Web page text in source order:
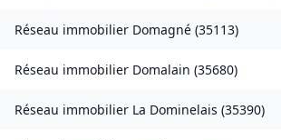
Réseau immobilier Domagné (35113)
Réseau immobilier Domalain (35680)
Réseau immobilier La Dominelais (35390)